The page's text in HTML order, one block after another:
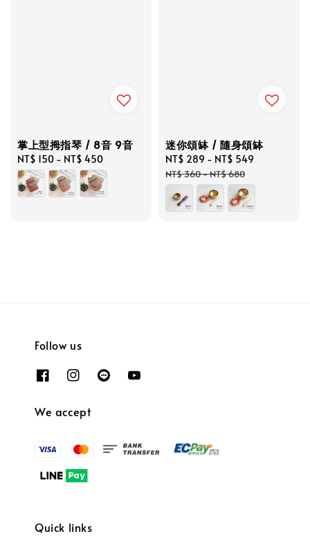
掌上型拇指琴 / 8音 9音
Regular
price
NT$ 150 - NT$ 450
迷你頌缽 / 隨身頌缽
Sale
price
NT$ 289 - NT$ 549
NT$ 360-NT$ 680
Follow us
We accept
Quick links